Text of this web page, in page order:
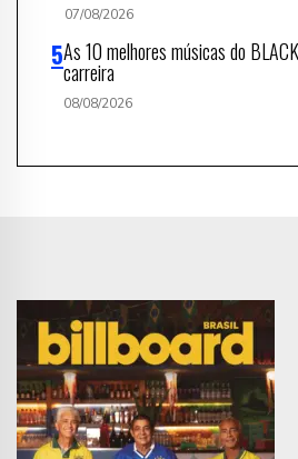
07/08/2026
As 10 melhores músicas do
carreira
08/08/2026